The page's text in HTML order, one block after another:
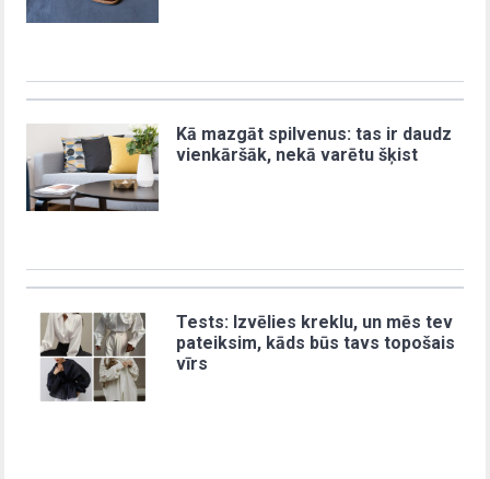
Kā mazgāt spilvenus: tas ir daudz
vienkāršāk, nekā varētu šķist
Tests: Izvēlies kreklu, un mēs tev
pateiksim, kāds būs tavs topošais
vīrs